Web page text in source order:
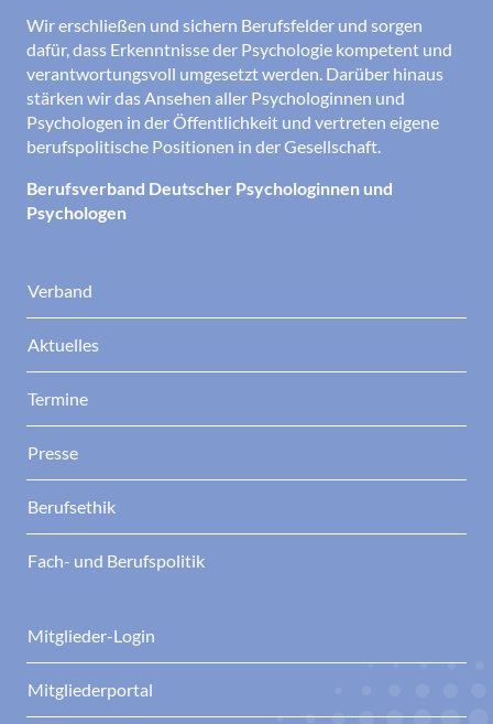
Wir erschließen und sichern Berufsfelder und sorgen
dafür, dass Erkenntnisse der Psychologie kompetent und
verantwortungsvoll umgesetzt werden. Darüber hinaus
stärken wir das Ansehen aller Psychologinnen und
Psychologen in der Öffentlichkeit und vertreten eigene
berufspolitische Positionen in der Gesellschaft.
Berufsverband Deutscher Psychologinnen und
Psychologen
Verband
Aktuelles
Termine
Presse
Berufsethik
Fach- und Berufspolitik
Mitglieder-Login
Mitgliederportal